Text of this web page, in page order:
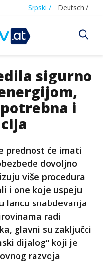
Srpski / Deutsch /
sigurno
i
prednost će imati
dovoljno
više procedura
i one koje uspeju
lancu snabdevanja
radi
glavni su zaključci
dijalog“ koji je
razvoja